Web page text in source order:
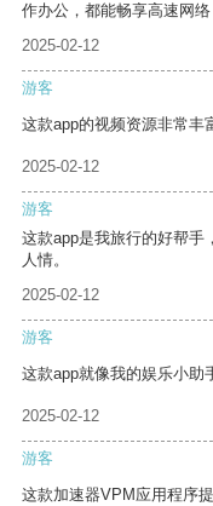
作办公，都能畅享高速网
2025-02-12
游客
这款app的视频资源非常丰
2025-02-12
游客
这款app是我旅行的好帮手
人情。
2025-02-12
游客
这款app就像我的娱乐小助
2025-02-12
游客
这款加速器VPM应用程序